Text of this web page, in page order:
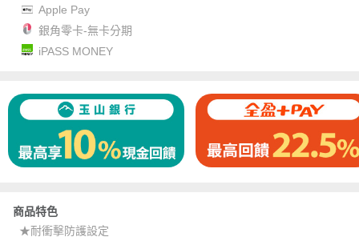
Apple Pay
銀角零卡-無卡分期
iPASS MONEY
商品特色
★耐衝擊防護設定